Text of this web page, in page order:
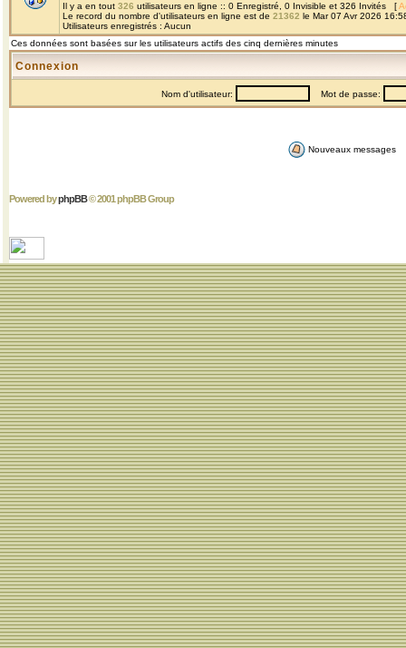
Il y a en tout 326 utilisateurs en ligne :: 0 Enregistré, 0 Invisible et 326 Invités [
Le record du nombre d'utilisateurs en ligne est de 21362 le Mar 07 Avr 2026
Utilisateurs enregistrés : Aucun
Ces données sont basées sur les utilisateurs actifs des cinq dernières minutes
Connexion
Nom d'utilisateur: Mot de passe:
Nouveaux messages
Powered byphpBB© 2001 phpBB Group